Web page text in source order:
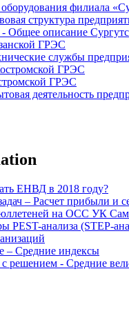
филиала
структура
Общее описание
ГРЭС
службы
ГРЭС
ГРЭС
деятельность
ЕНВД в 2018 году?
– Расчет прибыли и
на ОСС УК
PEST-анализа (STEP-
– Средние индексы
с решением - Средние